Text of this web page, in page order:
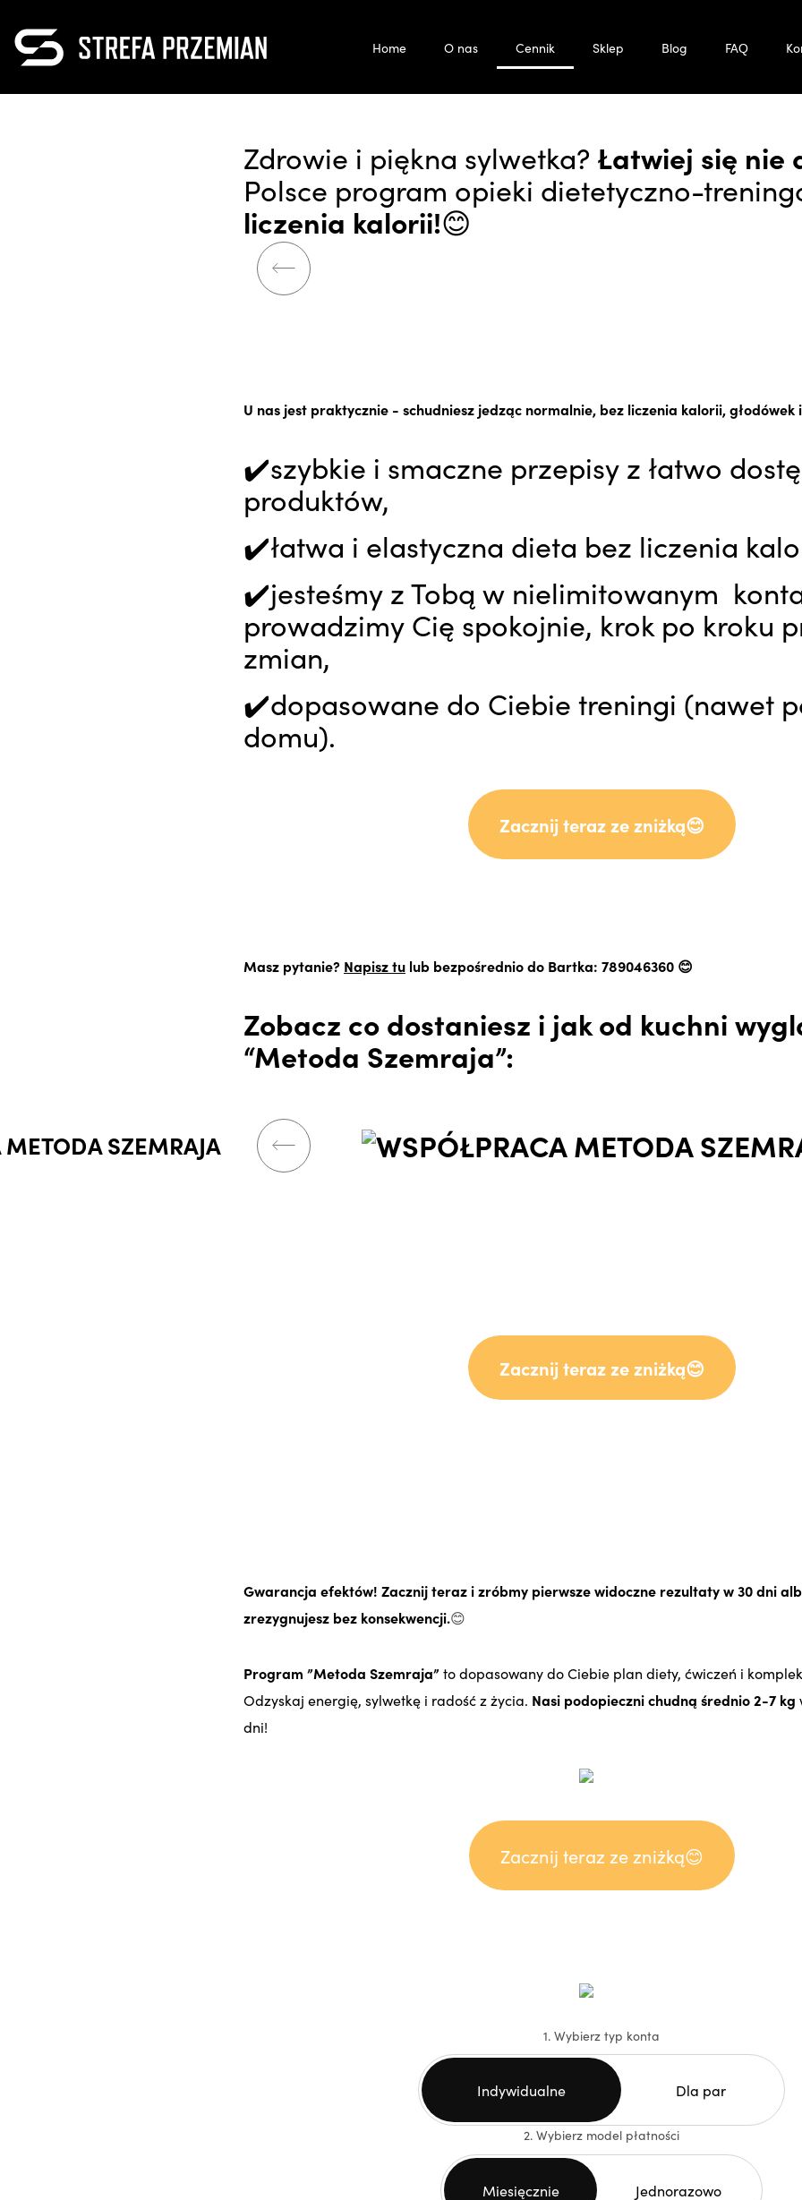
Home O nas Cennik Sklep Blog FAQ
Zdrowie i piękna sylwetka? Łatwiej się nie
Polsce program opieki dietetyczno-
liczenia kalorii!😊
U nas jest praktycznie - schudniesz jedząc normalnie, bez liczenia kalorii, głodówek
✔️szybkie i smaczne przepisy z łatwo
produktów,
✔️łatwa i elastyczna dieta bez liczenia
✔️jesteśmy z Tobą w nielimitowanym
prowadzimy Cię spokojnie, krok po kroku
zmian,
✔️dopasowane do Ciebie treningi (nawet
domu).
Zacznij teraz ze zniżką😊
Masz pytanie? Napisz tu lub bezpośrednio do Bartka: 789046360 😊
Zobacz co dostaniesz i jak od kuchni
“Metoda Szemraja”:
Zacznij teraz ze zniżką😊
Gwarancja efektów! Zacznij teraz i zróbmy pierwsze widoczne rezultaty w 30 dni
zrezygnujesz bez konsekwencji.😊
Program ”Metoda Szemraja” todopasowany do Ciebie plan diety, ćwiczeń i
Odzyskaj energię, sylwetkę i radość z życia. Nasi podopieczni chudną średnio 2-7 kg
dni!
Zacznij teraz ze zniżką😊
1. Wybierz typ konta
Indywidualne Dla par
2. Wybierz model płatności
Miesięcznie Jednorazowo